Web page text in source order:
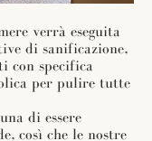
verrà eseguita
di sanificazione,
con specifica
per pulire tutte
di essere
così che le nostre